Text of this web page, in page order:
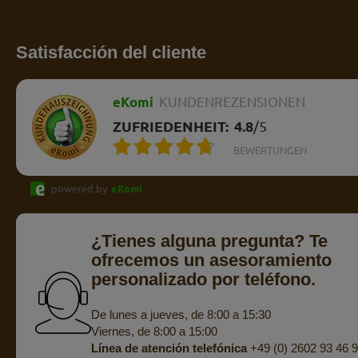
Satisfacción del cliente
eKomi KUNDENREZENSIONEN
ZUFRIEDENHEIT: 4.8/5
BEWERTUNGEN
powered by eKomi
¿Tienes alguna pregunta? Te
ofrecemos un asesoramiento
personalizado por teléfono.
De lunes a jueves, de 8:00 a 15:30
Viernes, de 8:00 a 15:00
Línea de atención telefónica+49 (0) 2602 93 46